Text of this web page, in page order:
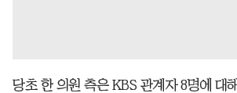
당초 한 의원 측은 KBS 관계자 8명에 대